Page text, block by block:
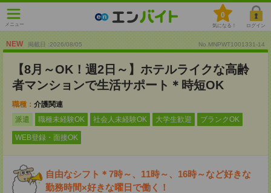
メニュー
0
気になる！ ログイン
NEW 掲載日 :2026/08/05 No.MNPWT1001331-14
【8月～OK！週2日～】ホテルライクな高齢
者マンションで生活サポート＊時短OK
職種： 介護関連
派遣
職種未経験OK 社会人未経験OK 大学生歓迎 ブランクOK
WEB登録・面接OK
自由なシフト＊7時～、11時～、16時～など好きな
勤務時間×好きな曜日で働く！